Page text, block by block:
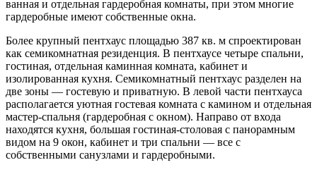
ванная и отдельная гардеробная комнаты, при этом многие
гардеробные имеют собственные окна.
Более крупный пентхаус площадью 387 кв. м спроектирован
как семикомнатная резиденция. В пентхаусе четыре спальни,
гостиная, отдельная каминная комната, кабинет и
изолированная кухня. Семикомнатный пентхаус разделен на
две зоны — гостевую и приватную. В левой части пентхауса
располагается уютная гостевая комната с камином и отдельная
мастер-спальня (гардеробная с окном). Направо от входа
находятся кухня, большая гостиная-столовая с панорамным
видом на 9 окон, кабинет и три спальни — все с
собственными санузлами и гардеробными.